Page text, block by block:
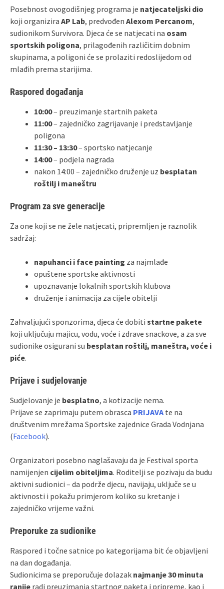
Posebnost ovogodišnjeg programa je natjecateljski dio
koji organizira AP Lab, predvođen Alexom Percanom,
sudionikom Survivora. Djeca će se natjecati na osam
sportskih poligona, prilagođenih različitim dobnim
skupinama, a poligoni će se prolaziti redoslijedom od
mlađih prema starijima.
Raspored događanja
10:00– preuzimanje startnih paketa
11:00– zajedničko zagrijavanje i predstavljanje
poligona
11:30 – 13:30– sportsko natjecanje
14:00– podjela nagrada
nakon 14:00 – zajedničko druženje uz besplatan
roštilj i maneštru
Program za sve generacije
Za one koji se ne žele natjecati, pripremljen je raznolik
sadržaj:
napuhanci i face painting za najmlađe
opuštene sportske aktivnosti
upoznavanje lokalnih sportskih klubova
druženje i animacija za cijele obitelji
Zahvaljujući sponzorima, djeca će dobiti startne pakete
koji uključuju majicu, vodu, voće i zdrave snackove, a za sve
sudionike osigurani su besplatan roštilj, maneštra, voće i
piće.
Prijave i sudjelovanje
Sudjelovanje je besplatno, a kotizacije nema.
Prijave se zaprimaju putem obrasca PRIJAVA te na
društvenim mrežama Sportske zajednice Grada Vodnjana
(Facebook).
Organizatori posebno naglašavaju da je Festival sporta
namijenjen cijelim obiteljima. Roditelji se pozivaju da budu
aktivni sudionici – da podrže djecu, navijaju, uključe se u
aktivnosti i pokažu primjerom koliko su kretanje i
zajedničko vrijeme važni.
Preporuke za sudionike
Raspored i točne satnice po kategorijama bit će objavljeni
na dan događanja.
Sudionicima se preporučuje dolazak najmanje 30 minuta
ranije radi preuzimanja startnog paketa i pripreme, kao i